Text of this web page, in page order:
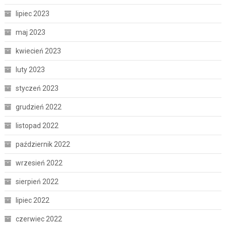
lipiec 2023
maj 2023
kwiecień 2023
luty 2023
styczeń 2023
grudzień 2022
listopad 2022
październik 2022
wrzesień 2022
sierpień 2022
lipiec 2022
czerwiec 2022